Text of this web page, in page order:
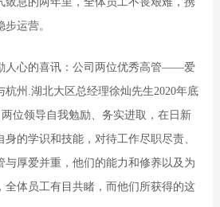
运营。
人心的喜讯：公司两位优秀高管——爱
杭州.湖北大区总经理徐灿先生2020年底
位领导自我勉励、务实进取，在日新
的学识和技能，对待工作尽职尽责、
与厚爱并重，他们的能力和修养以及为
全体员工有目共睹，而他们所获得的这